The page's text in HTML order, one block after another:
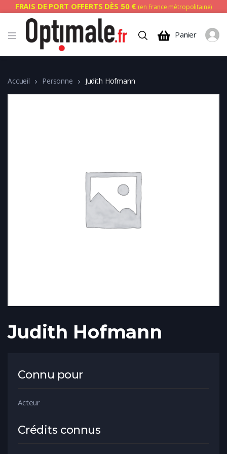
FRAIS DE PORT OFFERTS DÈS 50 € (en France métropolitaine)
Panier
Accueil Personne Judith Hofmann
Judith Hofmann
Connu pour
Acteur
Crédits connus